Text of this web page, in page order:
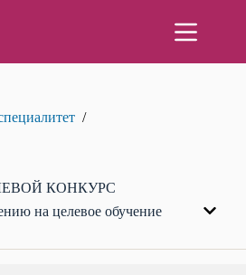
/
КОНКУРС
на целевое обучение